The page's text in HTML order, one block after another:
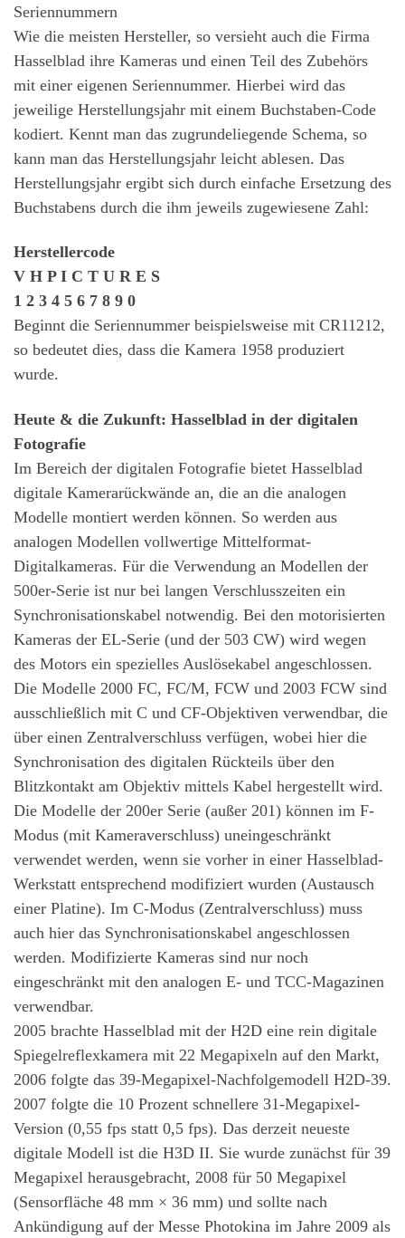
Seriennummern
Wie die meisten Hersteller, so versieht auch die Firma
Hasselblad ihre Kameras und einen Teil des Zubehörs
mit einer eigenen Seriennummer. Hierbei wird das
jeweilige Herstellungsjahr mit einem Buchstaben-Code
kodiert. Kennt man das zugrundeliegende Schema, so
kann man das Herstellungsjahr leicht ablesen. Das
Herstellungsjahr ergibt sich durch einfache Ersetzung des
Buchstabens durch die ihm jeweils zugewiesene Zahl:
Herstellercode
V H P I C T U R E S
1 2 3 4 5 6 7 8 9 0
Beginnt die Seriennummer beispielsweise mit CR11212,
so bedeutet dies, dass die Kamera 1958 produziert
wurde.
Heute & die Zukunft: Hasselblad in der digitalen
Fotografie
Im Bereich der digitalen Fotografie bietet Hasselblad
digitale Kamerarückwände an, die an die analogen
Modelle montiert werden können. So werden aus
analogen Modellen vollwertige Mittelformat-
Digitalkameras. Für die Verwendung an Modellen der
500er-Serie ist nur bei langen Verschlusszeiten ein
Synchronisationskabel notwendig. Bei den motorisierten
Kameras der EL-Serie (und der 503 CW) wird wegen
des Motors ein spezielles Auslösekabel angeschlossen.
Die Modelle 2000 FC, FC/M, FCW und 2003 FCW sind
ausschließlich mit C und CF-Objektiven verwendbar, die
über einen Zentralverschluss verfügen, wobei hier die
Synchronisation des digitalen Rückteils über den
Blitzkontakt am Objektiv mittels Kabel hergestellt wird.
Die Modelle der 200er Serie (außer 201) können im F-
Modus (mit Kameraverschluss) uneingeschränkt
verwendet werden, wenn sie vorher in einer Hasselblad-
Werkstatt entsprechend modifiziert wurden (Austausch
einer Platine). Im C-Modus (Zentralverschluss) muss
auch hier das Synchronisationskabel angeschlossen
werden. Modifizierte Kameras sind nur noch
eingeschränkt mit den analogen E- und TCC-Magazinen
verwendbar.
2005 brachte Hasselblad mit der H2D eine rein digitale
Spiegelreflexkamera mit 22 Megapixeln auf den Markt,
2006 folgte das 39-Megapixel-Nachfolgemodell H2D-39.
2007 folgte die 10 Prozent schnellere 31-Megapixel-
Version (0,55 fps statt 0,5 fps). Das derzeit neueste
digitale Modell ist die H3D II. Sie wurde zunächst für 39
Megapixel herausgebracht, 2008 für 50 Megapixel
(Sensorfläche 48 mm × 36 mm) und sollte nach
Ankündigung auf der Messe Photokina im Jahre 2009 als